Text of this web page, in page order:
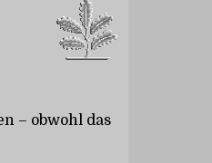
– obwohl das